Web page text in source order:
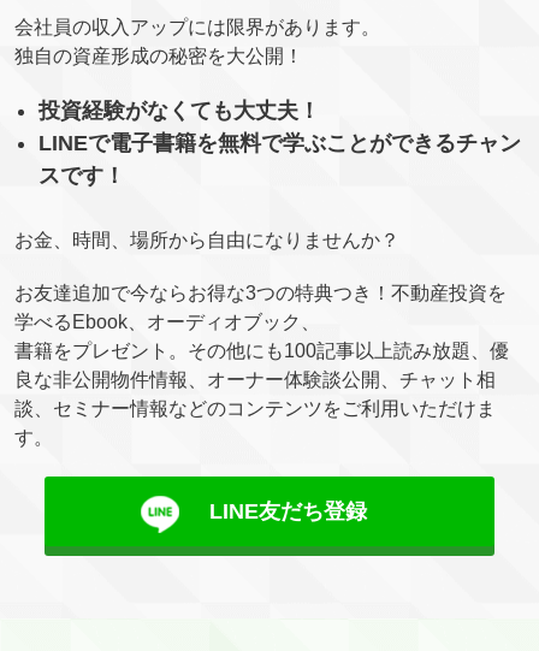
会社員の収入アップには限界があります。
独自の資産形成の秘密を大公開！
投資経験がなくても大丈夫！
LINEで電子書籍を無料で学ぶことができるチャン
スです！
お金、時間、場所から自由になりませんか？
お友達追加で今ならお得な3つの特典つき！不動産投資を
学べるEbook、オーディオブック、
書籍をプレゼント。その他にも100記事以上読み放題、優
良な非公開物件情報、オーナー体験談公開、チャット相
談、セミナー情報などのコンテンツをご利用いただけま
す。
LINE友だち登録